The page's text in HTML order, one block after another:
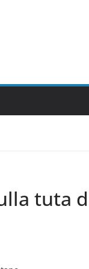
tuta